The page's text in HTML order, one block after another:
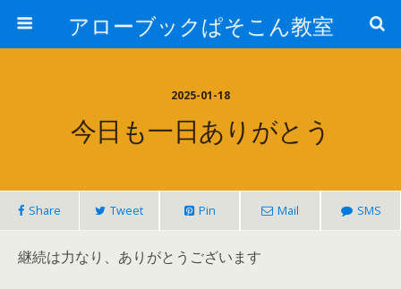
アローブックぱそこん教室
2025-01-18
今日も一日ありがとう
Share Tweet Pin Mail SMS
継続は力なり、ありがとうございます